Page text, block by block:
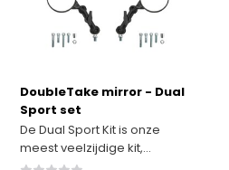
DoubleTake mirror - Dual
Sport set
De Dual Sport Kit is onze
meest veelzijdige kit,...